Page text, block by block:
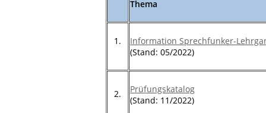
Thema
1.
Information Sprechfunker-
(Stand: 05/2022)
2.
Prüfungskatalog
(Stand: 11/2022)